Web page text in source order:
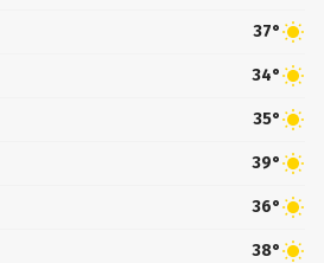
37°
34°
35°
39°
36°
38°